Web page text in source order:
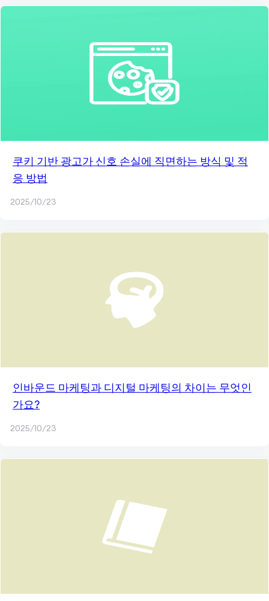
쿠키 기반 광고가 신호 손실에 직면하는 방식 및 적
응 방법
2025/10/23
인바운드 마케팅과 디지털 마케팅의 차이는 무엇인
가요?
2025/10/23